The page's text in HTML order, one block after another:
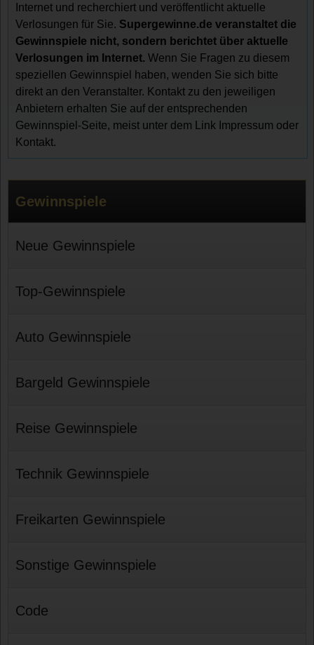
Internet und recherchiert und veröffentlicht aktuelle
Verlosungen für Sie. Supergewinne.de veranstaltet die
Gewinnspiele nicht, sondern berichtet über aktuelle
Verlosungen im Internet. Wenn Sie Fragen zu diesem
speziellen Gewinnspiel haben, wenden Sie sich bitte
direkt an den Veranstalter. Kontakt zu den jeweiligen
Anbietern erhalten Sie auf der entsprechenden
Gewinnspiel-Seite, meist unter dem Link Impressum oder
Kontakt.
Gewinnspiele
Neue Gewinnspiele
Top-Gewinnspiele
Auto Gewinnspiele
Bargeld Gewinnspiele
Reise Gewinnspiele
Technik Gewinnspiele
Freikarten Gewinnspiele
Sonstige Gewinnspiele
Code